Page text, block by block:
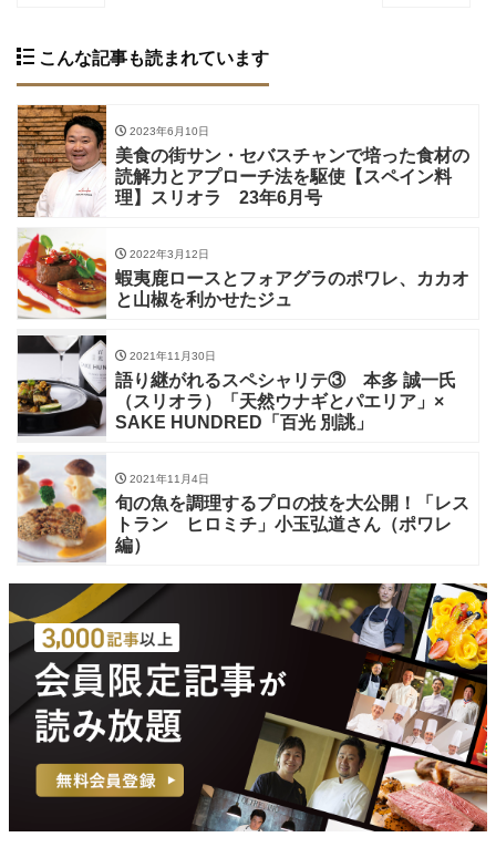
こんな記事も読まれています
2023年6月10日
美食の街サン・セバスチャンで培った食材の
読解力とアプローチ法を駆使【スペイン料
理】スリオラ 23年6月号
2022年3月12日
蝦夷鹿ロースとフォアグラのポワレ、カカオ
と山椒を利かせたジュ
2021年11月30日
語り継がれるスペシャリテ③ 本多 誠一氏
（スリオラ）「天然ウナギとパエリア」×
SAKE HUNDRED「百光 別誂」
2021年11月4日
旬の魚を調理するプロの技を大公開！「レス
トラン ヒロミチ」小玉弘道さん（ポワレ
編）